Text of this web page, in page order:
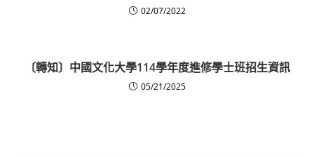
02/07/2022
〔轉知〕中國文化大學114學年度進修學士班招生資訊
05/21/2025